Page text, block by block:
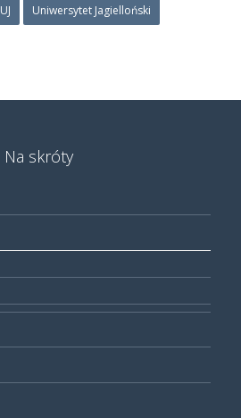
UJ Uniwersytet Jagielloński
Na skróty